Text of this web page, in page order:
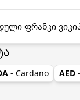
ფრანკი
- Cardano AED